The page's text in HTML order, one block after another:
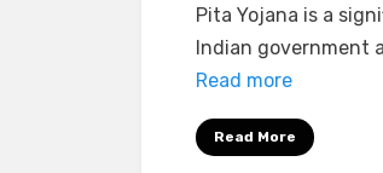
Pita Yojana is a
Indian government
Read more
Read More